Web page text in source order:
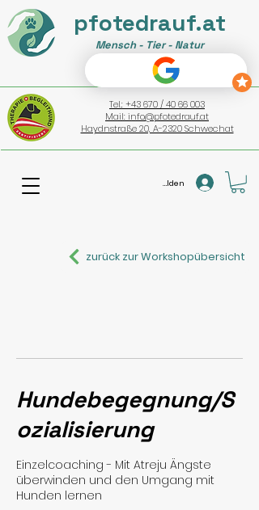
pfotedrauf.at
Mensch - Tier - Natur
Tel.: +43 670 / 40 66 003
Mail: info@pfotedrauf.at
Haydnstraße 20, A-2320 Schwechat
Anmelden
zurück zur Workshopübersicht
Hundebegegnung/S
ozialisierung
Einzelcoaching - Mit Atreju Ängste
überwinden und den Umgang mit
Hunden lernen